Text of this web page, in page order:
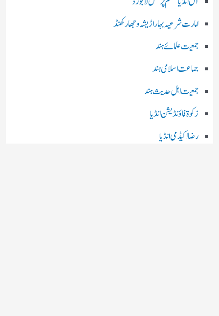
امارت شرعیہ بہار اڑیشہ و جھارکھنڈ
جمعیت علمائے ہند
جماعت اسلامی ہند
جمعیت اہل حدیث ہند
زکوۃ فاؤنڈیشن انڈیا
رضا اکیڈمی انڈیا